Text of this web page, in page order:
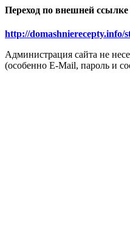
Переход по внешней ссылке
http://domashnierecepty.info/
Администрация сайта не
(особенно E-Mail, пароль и